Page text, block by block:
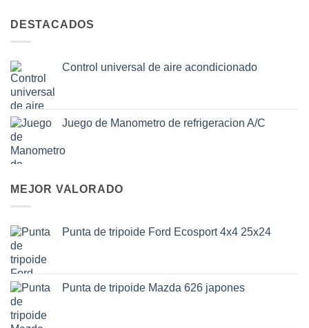
DESTACADOS
Control universal de aire acondicionado
Juego de Manometro de refrigeracion A/C
MEJOR VALORADO
Punta de tripoide Ford Ecosport 4x4 25x24
Punta de tripoide Mazda 626 japones